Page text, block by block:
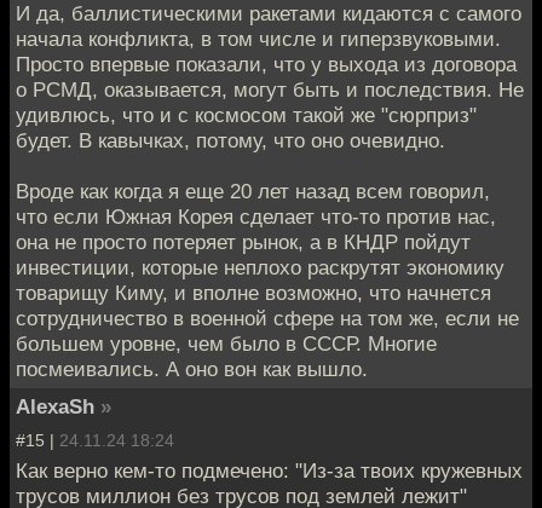
И да, баллистическими ракетами кидаются с самого
начала конфликта, в том числе и гиперзвуковыми.
Просто впервые показали, что у выхода из договора
о РСМД, оказывается, могут быть и последствия. Не
удивлюсь, что и с космосом такой же "сюрприз"
будет. В кавычках, потому, что оно очевидно.
Вроде как когда я еще 20 лет назад всем говорил,
что если Южная Корея сделает что-то против нас,
она не просто потеряет рынок, а в КНДР пойдут
инвестиции, которые неплохо раскрутят экономику
товарищу Киму, и вполне возможно, что начнется
сотрудничество в военной сфере на том же, если не
большем уровне, чем было в СССР. Многие
посмеивались. А оно вон как вышло.
AlexaSh »
#15 | 24.11.24 18:24
Как верно кем-то подмечено: "Из-за твоих кружевных
трусов миллион без трусов под землей лежит"